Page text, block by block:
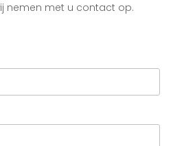
nemen met u contact op.